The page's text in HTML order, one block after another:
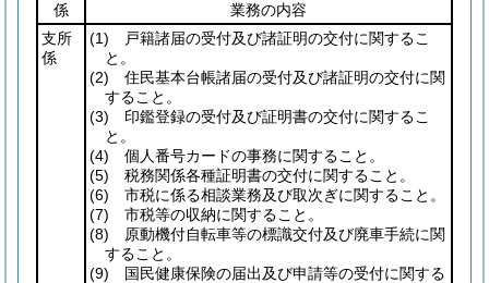
係
業務の内容
支所
係
(1) 戸籍諸届の受付及び諸証明の交付に関するこ
と。
(2) 住民基本台帳諸届の受付及び諸証明の交付に関
すること。
(3) 印鑑登録の受付及び証明書の交付に関するこ
と。
(4) 個人番号カードの事務に関すること。
(5) 税務関係各種証明書の交付に関すること。
(6) 市税に係る相談業務及び取次ぎに関すること。
(7) 市税等の収納に関すること。
(8) 原動機付自転車等の標識交付及び廃車手続に関
すること。
(9) 国民健康保険の届出及び申請等の受付に関する